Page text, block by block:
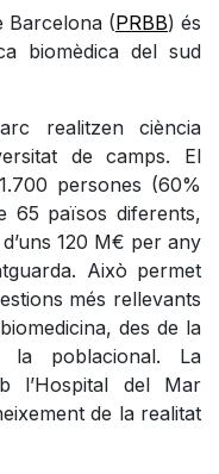
Barcelona (PRBB) és
biomèdica del sud
realitzen ciència
de camps. El
persones (60%
65 països diferents,
120 M€ per any
Això permet
més rellevants
des de la
la poblacional. La
l’Hospital del Mar
de la realitat